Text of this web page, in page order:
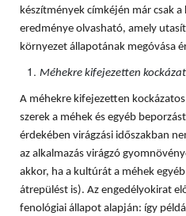
készítmények címkéjén már csak
eredménye olvasható, amely
környezet állapotának megóvása
Méhekre kifejezetten
A méhekre kifejezetten
szerek a méhek és egyéb
érdekében virágzási időszakban
az alkalmazás virágzó
akkor, ha a kultúrát a méhek
átrepülést is). Az engedélyokirat
fenológiai állapot alapján: így